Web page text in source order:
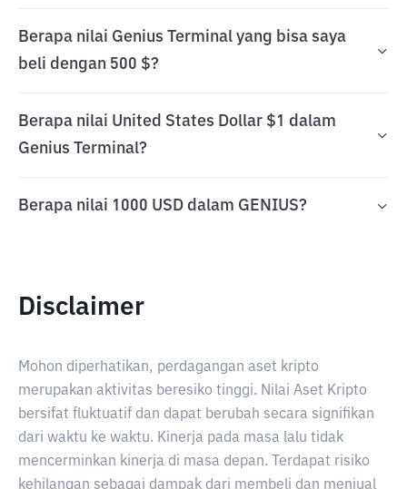
Berapa nilai Genius Terminal yang bisa saya
beli dengan 500 $?
Berapa nilai United States Dollar $1 dalam
Genius Terminal?
Berapa nilai 1000 USD dalam GENIUS?
Disclaimer
Mohon diperhatikan, perdagangan aset kripto
merupakan aktivitas beresiko tinggi. Nilai Aset Kripto
bersifat fluktuatif dan dapat berubah secara signifikan
dari waktu ke waktu. Kinerja pada masa lalu tidak
mencerminkan kinerja di masa depan. Terdapat risiko
kehilangan sebagai dampak dari membeli dan menjual